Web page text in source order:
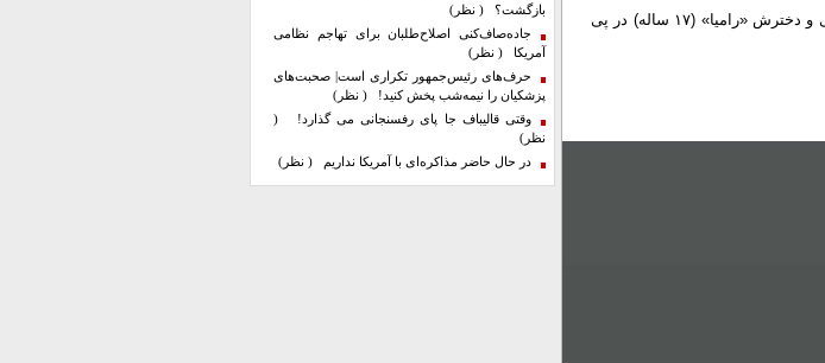
پیش از این خبرگزاری رسمی لبنان اعلام کرده بود «وائل عبدالحلیم» از فرماندهان جنبش جهاد اسلامی و دخترش «رامیا» (۱۷ ساله) در پی
بازگشت؟ ( نظر)
جاده‌صاف‌کنی اصلاح‌طلبان برای تهاجم نظامی
آمریکا ( نظر)
حرف‌های رئیس‌جمهور تکراری است| صحبت‌های
پزشکیان را نیمه‌شب پخش کنید! ( نظر)
وقتی قالیباف جا پای رفسنجانی می گذارد! (
نظر)
در حال حاضر مذاکره‌ای با آمریکا نداریم ( نظر)